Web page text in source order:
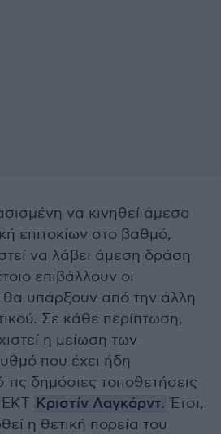
να κινηθεί άμεσα
επιτοκίων στο βαθμό,
να λάβει άμεση δράση
επιβάλλουν οι
θα υπάρξουν από την άλλη
Σε κάθε περίπτωση,
η μείωση των
που έχει ήδη
δημόσιες τοποθετήσεις
ΕΚΤ Κριστίν Λαγκάρντ. Έτσι,
η θετική πορεία του